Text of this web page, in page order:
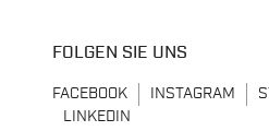
FOLGEN SIE UNS
FACEBOOK INSTAGRAM
LINKEDIN